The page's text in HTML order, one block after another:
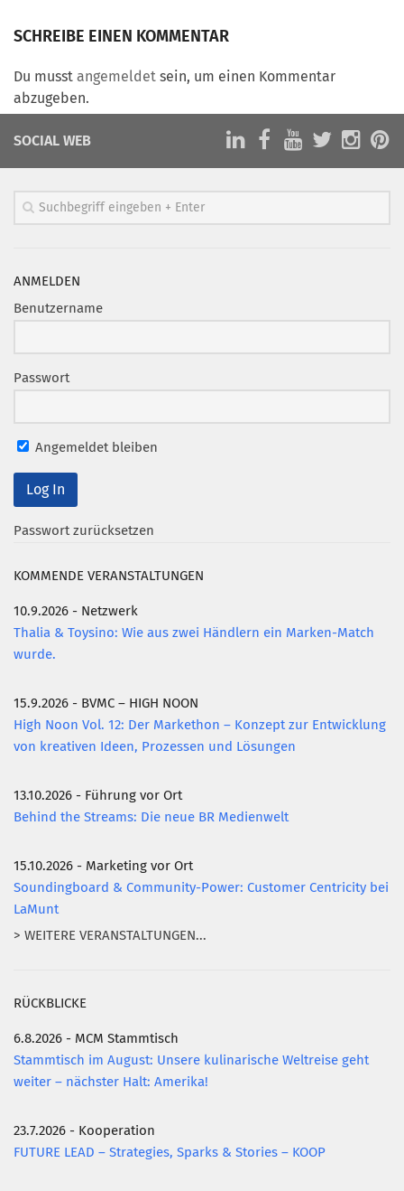
Arbeitsgruppen
Münchner Marketingpreis
MARKETING PIONIERE
CLUB-KOMMUNIKATION
Newsletter
MCM Club TV
AKTUELLES
KONTAKT
SCHREIBE EINEN KOMMENTAR
Du musst angemeldet sein, um einen Kommentar
abzugeben.
SOCIAL WEB
ANMELDEN
Benutzername
Passwort
Angemeldet bleiben
Passwort zurücksetzen
KOMMENDE VERANSTALTUNGEN
10.9.2026 - Netzwerk
Thalia & Toysino: Wie aus zwei Händlern ein Marken-Match
wurde.
15.9.2026 - BVMC – HIGH NOON
High Noon Vol. 12: Der Markethon – Konzept zur Entwicklung
von kreativen Ideen, Prozessen und Lösungen
13.10.2026 - Führung vor Ort
Behind the Streams: Die neue BR Medienwelt
15.10.2026 - Marketing vor Ort
Soundingboard & Community-Power: Customer Centricity bei
LaMunt
> WEITERE VERANSTALTUNGEN...
RÜCKBLICKE
6.8.2026 - MCM Stammtisch
Stammtisch im August: Unsere kulinarische Weltreise geht
weiter – nächster Halt: Amerika!
23.7.2026 - Kooperation
FUTURE LEAD – Strategies, Sparks & Stories – KOOP